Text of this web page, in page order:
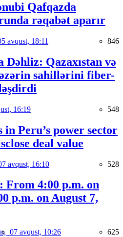
Qafqazda
rəqabət aparır
avqust, 18:11 846
Dəhliz: Qazaxıstan və
sahillərini fiber-
16:19 548
in Peru’s power sector
deal value
avqust, 16:10 528
From 4:00 p.m. on
p.m. on August 7,
07 avqust, 10:26 625